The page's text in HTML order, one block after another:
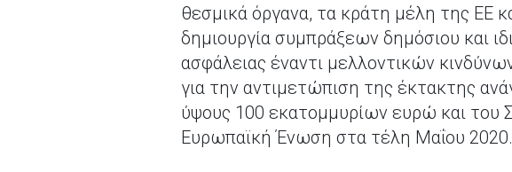
θεσμικά όργανα, τα κράτη μέλη της ΕΕ
δημιουργία συμπράξεων δημόσιου και
ασφάλειας έναντι μελλοντικών
για την αντιμετώπιση της έκτακτης
ύψους 100 εκατομμυρίων ευρώ και του
Ευρωπαϊκή Ένωση στα τέλη Μαΐου 2020.